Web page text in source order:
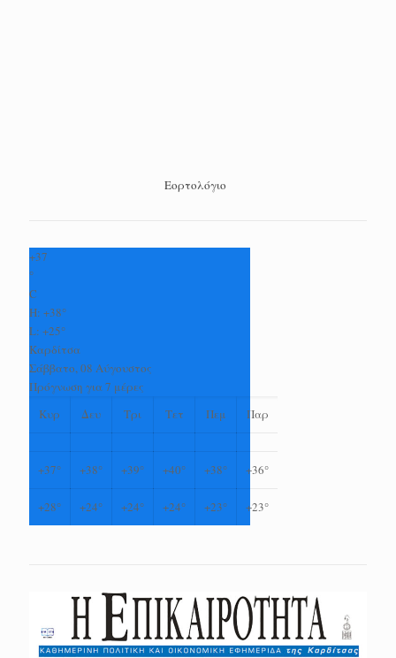
Εορτολόγιο
+37
°
C
H: +38°
L: +25°
Καρδίτσα
Σάββατο, 08 Αύγουστος
Πρόγνωση για 7 μέρες
Κυρ
Δευ Τρι Τετ Πεμ Παρ
+37° +38° +39° +40° +38° +36°
+28° +24° +24° +24° +23° +23°